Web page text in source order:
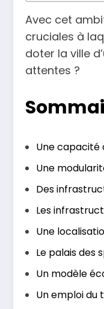
Avec cet
cruciales à
doter la ville
attentes ?
Une capacité
Une
Des
Les
Une
Le palais des
Un modèle
Un emploi du